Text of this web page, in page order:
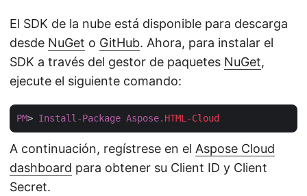
El SDK de la nube está disponible para descarga
desde NuGet o GitHub. Ahora, para instalar el
SDK a través del gestor de paquetes NuGet,
ejecute el siguiente comando:
PM> Install-Package Aspose.HTML-Cloud
A continuación, regístrese en el Aspose Cloud
dashboard para obtener su Client ID y Client
Secret.